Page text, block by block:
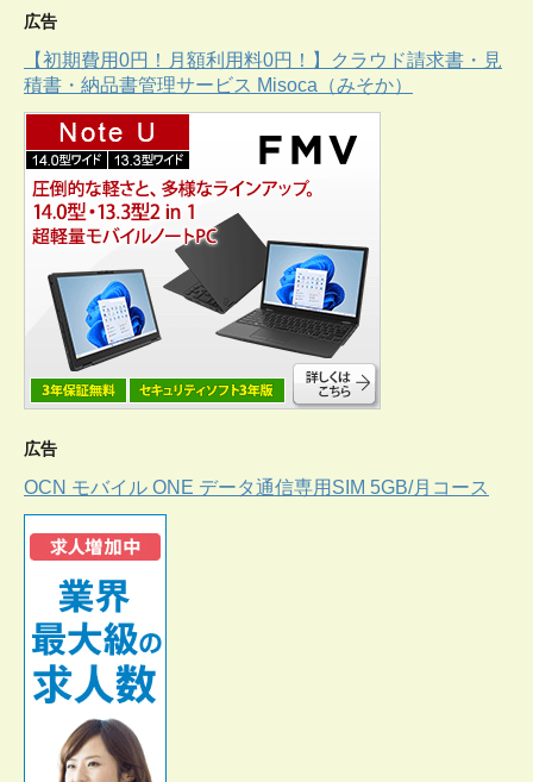
広告
【初期費用0円！月額利用料0円！】クラウド請求書・見
積書・納品書管理サービス Misoca（みそか）
広告
OCN モバイル ONE データ通信専用SIM 5GB/月コース